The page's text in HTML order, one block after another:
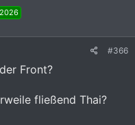
#366
Front?
fließend Thai?